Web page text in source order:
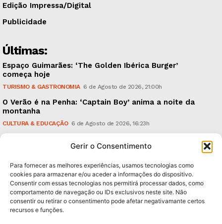
Gerir o Consentimento
Para fornecer as melhores experiências, usamos tecnologias como
cookies para armazenar e/ou aceder a informações do dispositivo.
Consentir com essas tecnologias nos permitirá processar dados, como
comportamento de navegação ou IDs exclusivos neste site. Não
consentir ou retirar o consentimento pode afetar negativamante certos
recursos e funções.
Edição Impressa/Digital
Publicidade
Últimas:
Espaço Guimarães: ‘The Golden Ibérica Burger’
começa hoje
TURISMO & GASTRONOMIA 6 de Agosto de 2026, 21:00h
O Verão é na Penha: ‘Captain Boy’ anima a noite da
montanha
CULTURA & EDUCAÇÃO 6 de Agosto de 2026, 16:23h
em causa”, garante Ricardo Araújo
Subscreva Newsletter: